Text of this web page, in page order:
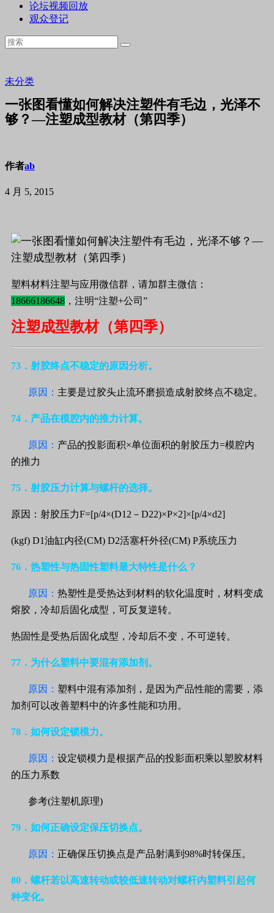
论坛视频回放
观众登记
未分类
一张图看懂如何解决注塑件有毛边，光泽不
够？—注塑成型教材（第四季）
作者ab
4 月 5, 2015
塑料材料注塑与应用微信群，请加群主微信：
18666186648 ，注明“注塑+公司”
注塑成型教材（第四季）
73 ．射胶终点不稳定的原因分析。
原因： 主要是过胶头止流环磨损造成射胶终点不稳定。
74 ．产品在模腔内的推力计算。
原因： 产品的投影面积×单位面积的射胶压力=模腔内
的推力
75 ．射胶压力计算与螺杆的选择。
原因：射胶压力F=[p/4×(D12－D22)×P×2]×[p/4×d2]
(kgf) D1油缸内径(CM) D2活塞杆外径(CM) P系统压力
76 ．热塑性与热固性塑料最大特性是什么？
原因： 热塑性是受热达到材料的软化温度时，材料变成
熔胶，冷却后固化成型，可反复逆转。
热固性是受热后固化成型，冷却后不变，不可逆转。
77 ．为什么塑料中要混有添加剂。
原因： 塑料中混有添加剂，是因为产品性能的需要，添
加剂可以改善塑料中的许多性能和功用。
78 ．如何设定锁模力。
原因： 设定锁模力是根据产品的投影面积乘以塑胶材料
的压力系数
参考(注塑机原理)
79 ．如何正确设定保压切换点。
原因： 正确保压切换点是产品射满到 98%时转保压。
80 ．螺杆若以高速转动或较低速转动对螺杆内塑料引起何
种变化。